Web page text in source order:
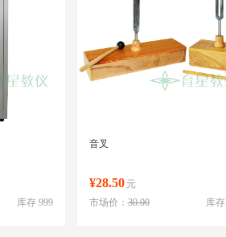
库存 999
音叉
¥28.50 元
库
市场价：30.00